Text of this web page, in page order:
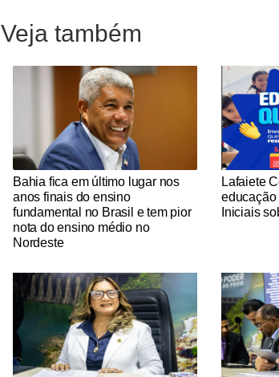
Veja também
Notícias Católicas
Bahia fica em último lugar nos
anos finais do ensino
fundamental no Brasil e tem pior
nota do ensino médio no
Nordeste
Notícias
Lafaiete
educação
Iniciais